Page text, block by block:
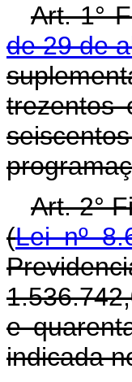
Art. 1°
de 29 de
trezentos
Art. 2°
(Lei nº
e
indicada